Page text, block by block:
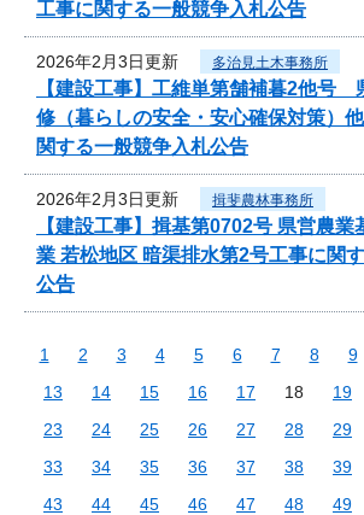
工事に関する一般競争入札公告
2026年2月3日更新 多治見土木事務所
【建設工事】工維単第舗補暮2他
修（暮らしの安全・安心確保対策）
関する一般競争入札公告
2026年2月3日更新 揖斐農林事務所
【建設工事】揖基第0702号 県営農業
業 若松地区 暗渠排水第2号工事に関
公告
1 2 3 4 5 6 7 8 9
13
14 15 16 17 18 19
23
24 25 26 27 28 29
33
34 35 36 37 38 39
43
44 45 46 47 48 49